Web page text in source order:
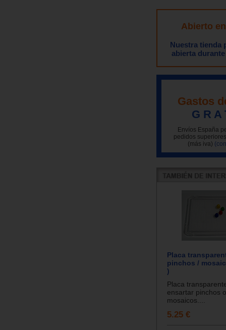
Abierto
Nuestra tienda
abierta
Gastos
G R A
Envíos España
pedidos
(más iva)
Placa
pinchos /
)
Placa
ensartar pinchos
mosaicos....
5.25 €